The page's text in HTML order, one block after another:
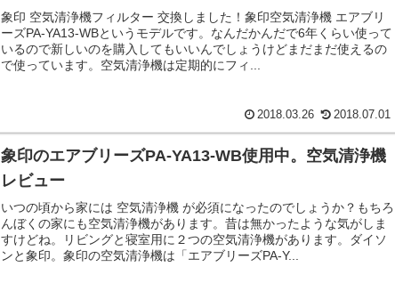
象印 空気清浄機フィルター 交換しました！象印空気清浄機 エアブリ
ーズPA-YA13-WBというモデルです。なんだかんだで6年くらい使って
いるので新しいのを購入してもいいんでしょうけどまだまだ使えるの
で使っています。空気清浄機は定期的にフィ...
2018.03.26 2018.07.01
象印のエアブリーズPA-YA13-WB使用中。空気清浄機
レビュー
いつの頃から家には 空気清浄機 が必須になったのでしょうか？もちろ
んぼくの家にも空気清浄機があります。昔は無かったような気がしま
すけどね。リビングと寝室用に２つの空気清浄機があります。ダイソ
ンと象印。象印の空気清浄機は「エアブリーズPA-Y...